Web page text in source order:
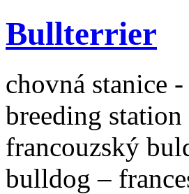
Bullterrier
chovná stanice
breeding
francouzský
bulldog –